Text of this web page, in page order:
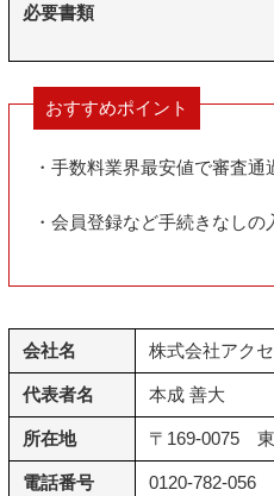
必要書類
おすすめポイント
・手数料業界最安値で審査通
・会員登録など手続きなし
会社名 株式会社アク
代表者名 本成 善大
所在地 〒169-0075 東
電話番号 0120-782-056